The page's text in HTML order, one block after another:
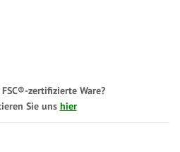
zertifizierte Ware?
Sie uns hier